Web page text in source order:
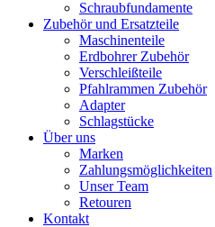
Schraubfundamente
Zubehör und Ersatzteile
Maschinenteile
Erdbohrer Zubehör
Verschleißteile
Pfahlrammen Zubehör
Adapter
Schlagstücke
Über uns
Marken
Zahlungsmöglichkeiten
Unser Team
Retouren
Kontakt